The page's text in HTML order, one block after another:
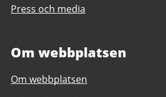
Press och media
Om webbplatsen
Om webbplatsen